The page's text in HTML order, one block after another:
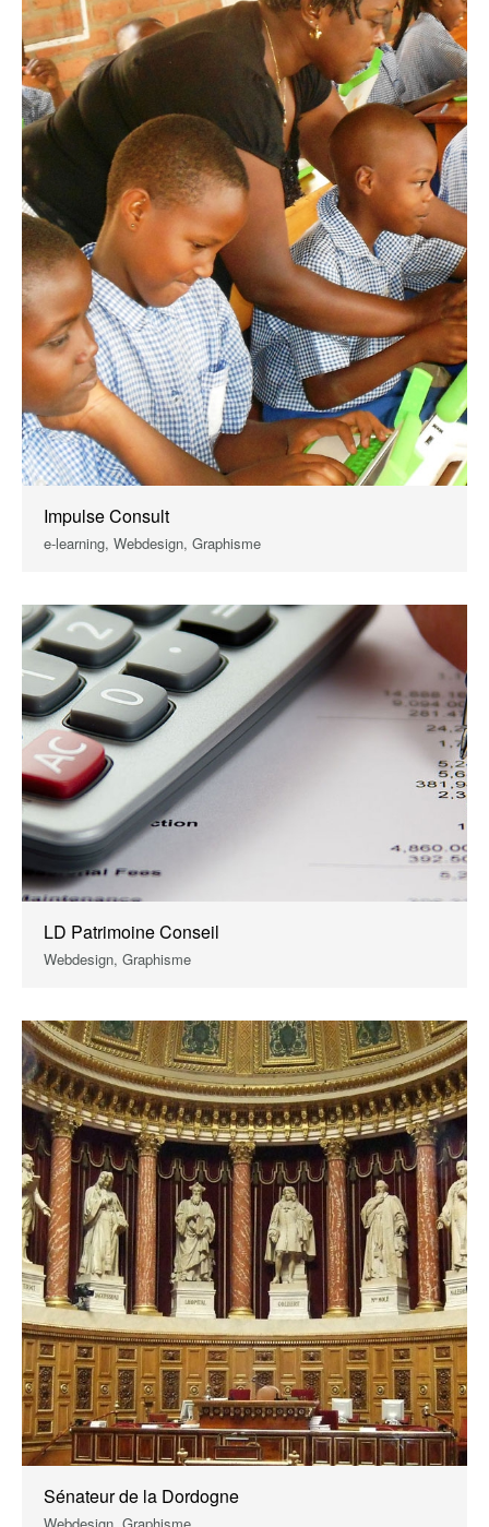
Impulse Consult
e-learning, Webdesign, Graphisme
LD Patrimoine Conseil
Webdesign, Graphisme
Sénateur de la Dordogne